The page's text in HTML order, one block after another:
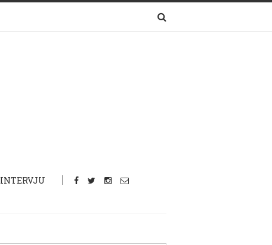
INTERVJU